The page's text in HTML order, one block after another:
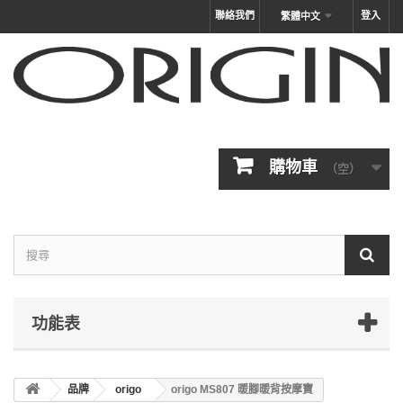
登入
繁體中文
聯絡我們
購物車 （空）
功能表
品牌 origo origo MS807 暖腳暖背按摩寶